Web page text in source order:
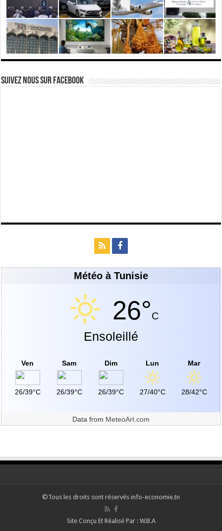
Suivez nous Sur Facebook
Météo à Tunisie
26°C
Ensoleillé
Ven
26/39°C
Sam
26/39°C
Dim
26/39°C
Lun
27/40°C
Mar
28/42°C
Data from MeteoArt.com
©Tous les droits sont réservés info-economie.tn
Site Conçu Et Réalisé Par : W.B.A